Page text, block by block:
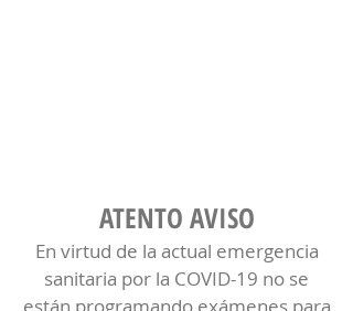
ATENTO AVISO
En virtud de la actual emergencia
sanitaria por la COVID-19 no se